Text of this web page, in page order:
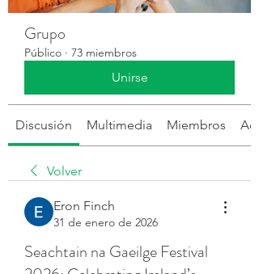
Grupo
Público · 73 miembros
Unirse
Discusión Multimedia Miembros
Volver
Eron Finch
31 de enero de 2026
Seachtain na Gaeilge Festival